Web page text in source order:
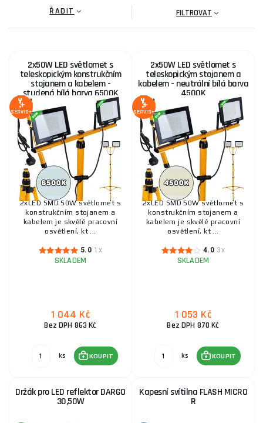
395 Kč
reflektor LED, 1000lm, USB nabíjení s powerbankou,
Li-ion
SKLADEM ks KOUPIT 739 Kč
Lampa stolní s lupou EXTOL LIGHT, USB napájení,
bílá, 2400lm, 3 barvy světla, 5x zvětšení
SKLADEM KOUPIT 789 Kč
Čelovka se senzorem pohybu LED COB 8W (5W+3W)
1800mAh 520lm IP44 (100)
SKLADEM 534 Kč
SKLADEM 746 Kč
ŘADIT FILTROVAT
2x50W LED světlomet s
teleskopickým konstrukčním
stojanem a kabelem -
studená bílá barva 6500K
SERVIS+
2xLED SMD 50W světlomet s
konstrukčním stojanem a
kabelem je skvělé pracovní
osvětlení, kt ...
5.0 1x
SKLADEM
1 044 Kč
Bez DPH 863 Kč
ks KOUPIT
2x50W LED světlomet s
teleskopickým stojanem a
kabelem - neutrální bílá barva
4500K
SERVIS+
2xLED SMD 50W světlomet s
konstrukčním stojanem a
kabelem je skvělé pracovní
osvětlení, kt ...
4.0 3x
SKLADEM
1 053 Kč
Bez DPH 870 Kč
ks KOUPIT
Držák pro LED reflektor DARGO
30,50W
Kapesní svítilna FLASH MICRO
R